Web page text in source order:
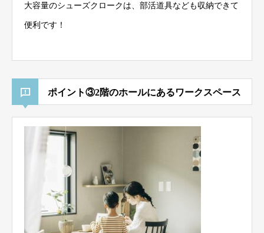
大容量のシューズクロークは、部活道具なども収納できて
便利です！
ポイント③2階のホールにあるワークスペース